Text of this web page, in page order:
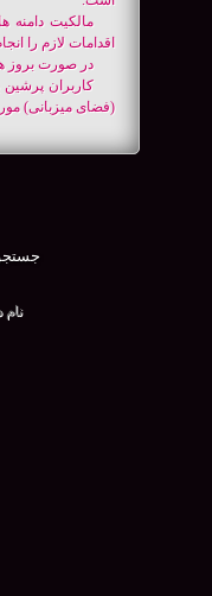
مالکیت
اقدامات لازم را
در صورت بروز
کاربران پرشین
(فضای میزبانی)